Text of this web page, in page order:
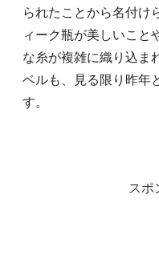
られたことから名付け
ィーク瓶が美しいこと
な糸が複雑に織り込ま
ベルも、見る限り昨年
す。
スポ